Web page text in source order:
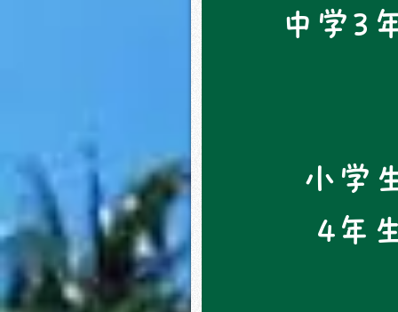
中学3
小学
4年